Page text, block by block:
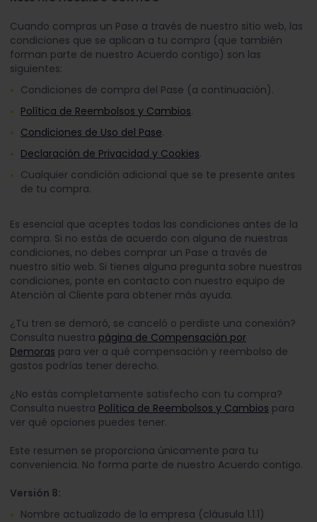
Cuando compras un Pase a través de nuestro sitio web, las
condiciones que se aplican a tu compra (que también
forman parte de nuestro Acuerdo contigo) son las
siguientes:
Condiciones de compra del Pase (a continuación).
Política de Reembolsos y Cambios.
Condiciones de Uso del Pase.
Declaración de Privacidad y Cookies.
Cualquier condición adicional que se te presente antes
de tu compra.
Es esencial que aceptes todas las condiciones antes de la
compra. Si no estás de acuerdo con alguna de nuestras
condiciones, no debes comprar un Pase a través de
nuestro sitio web. Si tienes alguna pregunta sobre nuestras
condiciones, ponte en contacto con nuestro equipo de
Atención al Cliente para obtener más ayuda.
¿Tu tren se demoró, se canceló o perdiste una conexión?
Consulta nuestra página de Compensación por
Demoras para ver a qué compensación y reembolso de
gastos podrías tener derecho.
¿No estás completamente satisfecho con tu compra?
Consulta nuestra Política de Reembolsos y Cambios para
ver qué opciones puedes tener.
Este resumen se proporciona únicamente para tu
conveniencia. No forma parte de nuestro Acuerdo contigo.
Versión 8:
Nombre actualizado de la empresa (cláusula 1.1.1)